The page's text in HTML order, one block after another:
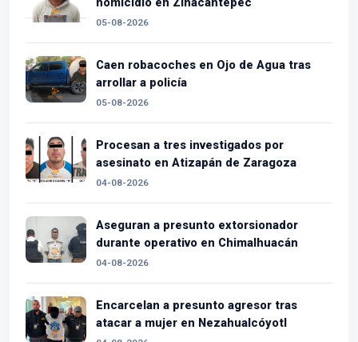
05-08-2026
Caen robacoches en Ojo de Agua tras
arrollar a policía
05-08-2026
Procesan a tres investigados por
asesinato en Atizapán de Zaragoza
04-08-2026
Aseguran a presunto extorsionador
durante operativo en Chimalhuacán
04-08-2026
Encarcelan a presunto agresor tras
atacar a mujer en Nezahualcóyotl